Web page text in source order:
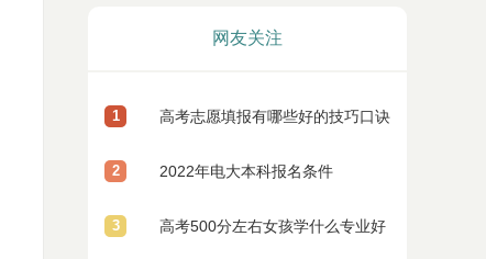
网友关注
1 高考志愿填报有哪些好的技巧口诀
2 2022年电大本科报名条件
3 高考500分左右女孩学什么专业好